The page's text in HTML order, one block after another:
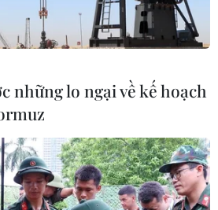
MỤC
những lo ngại về kế hoạch